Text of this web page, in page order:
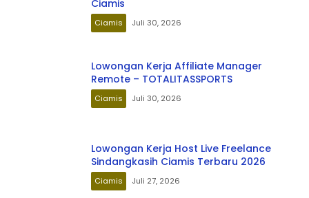
Ciamis
Ciamis Juli 30, 2026
Lowongan Kerja Affiliate Manager
Remote – TOTALITASSPORTS
Ciamis Juli 30, 2026
Lowongan Kerja Host Live Freelance
Sindangkasih Ciamis Terbaru 2026
Ciamis Juli 27, 2026